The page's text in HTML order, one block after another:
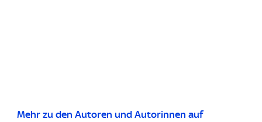
Mehr zu den Autoren und Autorinnen auf